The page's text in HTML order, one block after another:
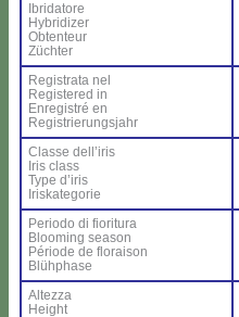
Ibri­da­to­re
Hy­bri­di­zer
Ob­ten­teur
Zü­ch­ter
Re­gi­stra­ta nel
Re­gi­ste­red in
En­re­gi­stré en
Re­gi­strie­rung­sjahr
Clas­se del­l’i­ris
Iris class
Ty­pe d’i­ris
Iri­ska­te­go­rie
Pe­rio­do di fio­ri­tu­ra
Bloo­ming sea­son
Pé­rio­de de flo­rai­son
Blü­h­pha­se
Al­tez­za
Height